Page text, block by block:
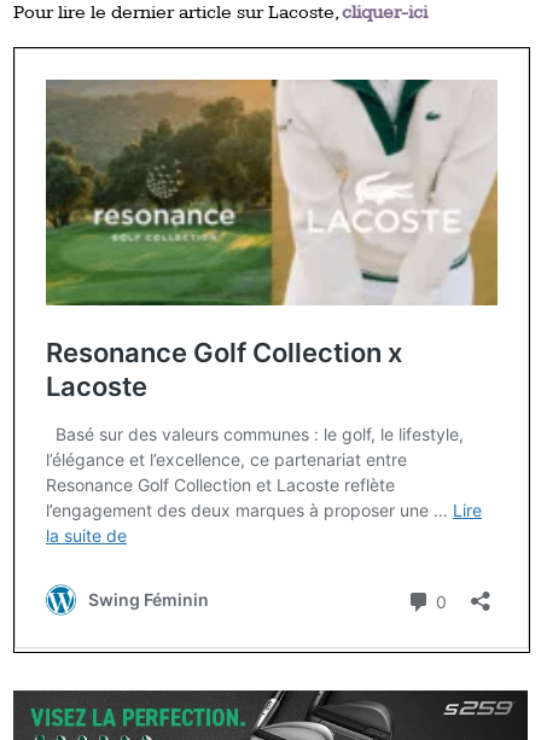
Pour lire le dernier article sur Lacoste,cliquer-ici